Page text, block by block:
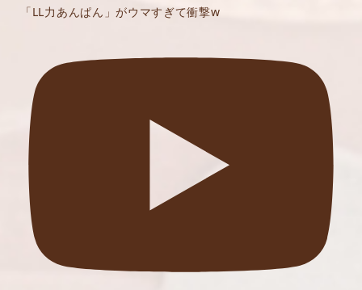
「LL力あんぱん」がウマすぎて衝撃w